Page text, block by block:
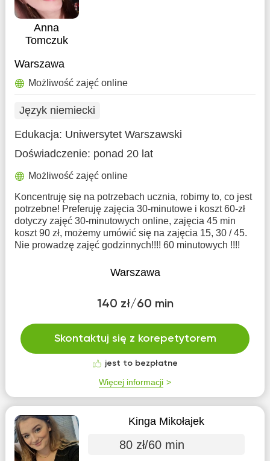
Anna
Tomczuk
Warszawa
Możliwość zajęć online
Język niemiecki
Edukacja: Uniwersytet Warszawski
Doświadczenie: ponad 20 lat
Możliwość zajęć online
Koncentruję się na potrzebach ucznia, robimy to, co jest
potrzebne! Preferuję zajęcia 30-minutowe i koszt 60-zł
dotyczy zajęć 30-minutowych online, zajęcia 45 min
koszt 90 zł, możemy umówić się na zajęcia 15, 30 / 45.
Nie prowadzę zajęć godzinnych!!!! 60 minutowych !!!!
Warszawa
140 zł/60 min
Skontaktuj się z korepetytorem
jest to bezpłatne
Więcej informacji
Kinga Mikołajek
80 zł/60 min